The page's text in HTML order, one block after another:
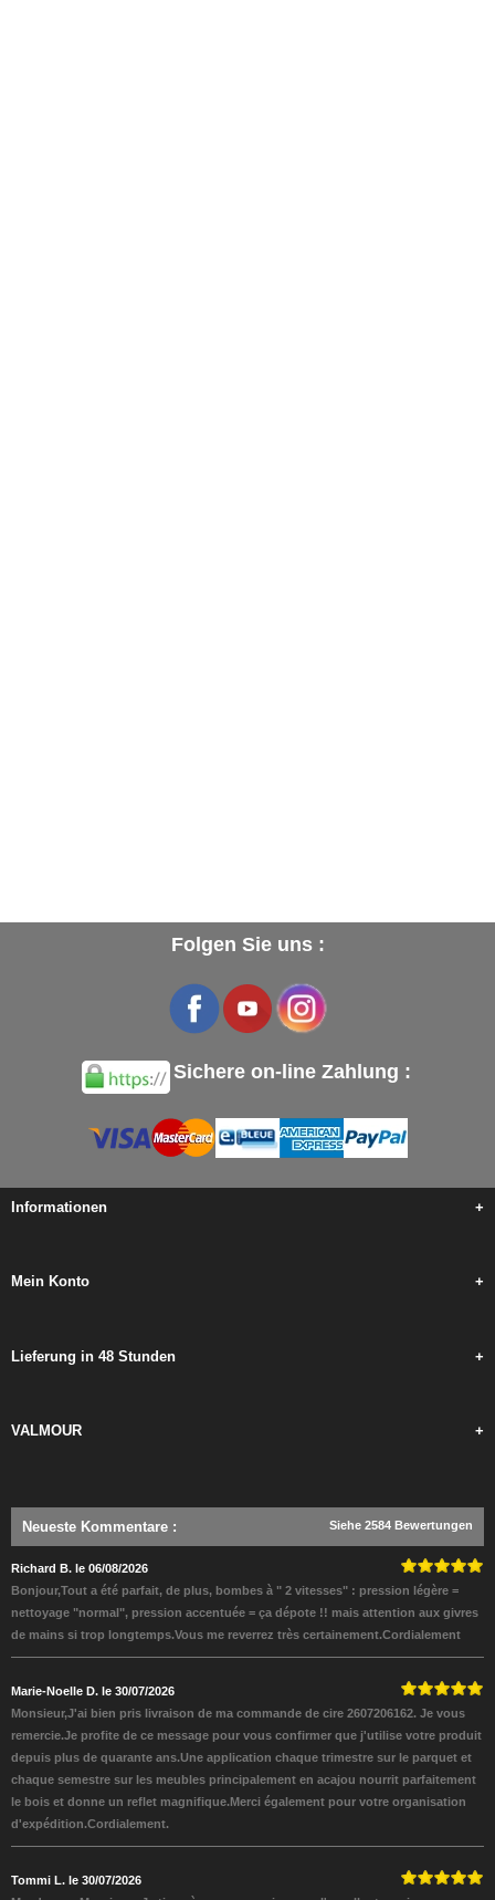
Folgen Sie uns :
Sichere on-line Zahlung :
Informationen +
Mein Konto +
Lieferung in 48 Stunden +
VALMOUR +
Neueste Kommentare : Siehe 2584 Bewertungen
Richard B. le 06/08/2026
Bonjour,Tout a été parfait, de plus, bombes à " 2 vitesses" : pression légère =
nettoyage "normal", pression accentuée = ça dépote !! mais attention aux givres
de mains si trop longtemps.Vous me reverrez très certainement.Cordialement
Marie-Noelle D. le 30/07/2026
Monsieur,J'ai bien pris livraison de ma commande de cire 2607206162. Je vous
remercie.Je profite de ce message pour vous confirmer que j'utilise votre produit
depuis plus de quarante ans.Une application chaque trimestre sur le parquet et
chaque semestre sur les meubles principalement en acajou nourrit parfaitement
le bois et donne un reflet magnifique.Merci également pour votre organisation
d'expédition.Cordialement.
Tommi L. le 30/07/2026